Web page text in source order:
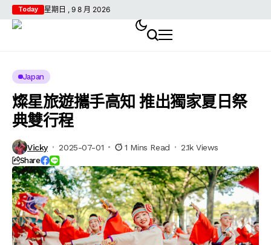
Today 星期日 , 9 8 月 2026
Japan
燦星旅遊攜手高知 推出獨家夏日祭
典雙行程
Vicky 2025-07-01 1 Mins Read 2.1k Views
Share